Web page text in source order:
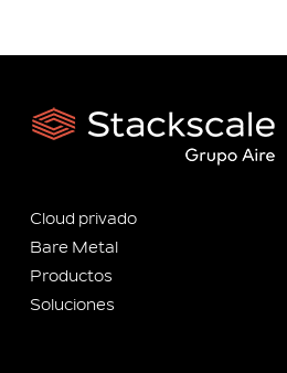
Cloud privado
Bare Metal
Productos
Soluciones